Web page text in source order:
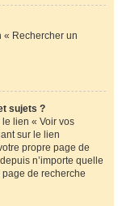
« Rechercher un
sujets ?
lien « Voir vos
sur le lien
propre page de
n’importe quelle
de recherche